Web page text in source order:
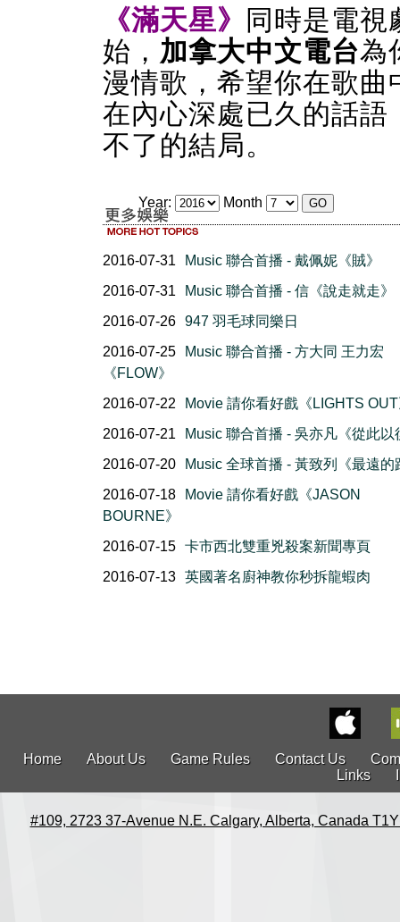
《滿天星》
同時是電視
始， 加拿大中文電台為
漫情歌，希望你在歌
在內心深處已久的話語
不了的結局。
Year: Month
2016-07-31
Music 聯合首播 - 戴佩妮《賊》
2016-07-31
Music 聯合首播 - 信《說走就走》
2016-07-26 947 羽毛球同樂日
2016-07-25
Music 聯合首播 - 方大同 王力宏
《FLOW》
2016-07-22
Movie 請你看好戲《LIGHTS
2016-07-21
Music 聯合首播 - 吳亦凡《從此以
2016-07-20
Music 全球首播 - 黃致列《最遠的
2016-07-18
Movie 請你看好戲《JASON
BOURNE》
2016-07-15 卡市西北雙重兇殺案新聞專頁
2016-07-13 英國著名廚神教你秒拆龍蝦肉
Home About Us Game Rules Contact Us
Links
#109, 2723 37-Avenue N.E. Calgary, Alberta, Canada